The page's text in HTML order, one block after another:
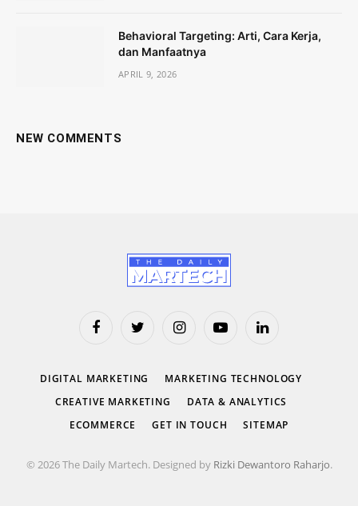
Behavioral Targeting: Arti, Cara Kerja,
dan Manfaatnya
APRIL 9, 2026
NEW COMMENTS
FacebookTwitter InstagramYouTubeLinkedIn
DIGITAL MARKETING
MARKETING TECHNOLOGY
CREATIVE MARKETING
DATA & ANALYTICS
ECOMMERCE
GET IN TOUCH SITEMAP
© 2026 The Daily Martech. Designed by Rizki Dewantoro Raharjo.